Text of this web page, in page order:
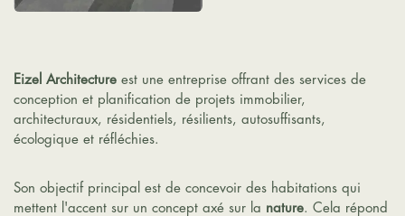
Eizel Architecture est une entreprise offrant des services de
conception et planification de projets immobilier,
architecturaux, résidentiels, résilients, autosuffisants,
écologique et réfléchies.
Son objectif principal est de concevoir des habitations qui
mettent l'accent sur un concept axé sur la nature. Cela répond